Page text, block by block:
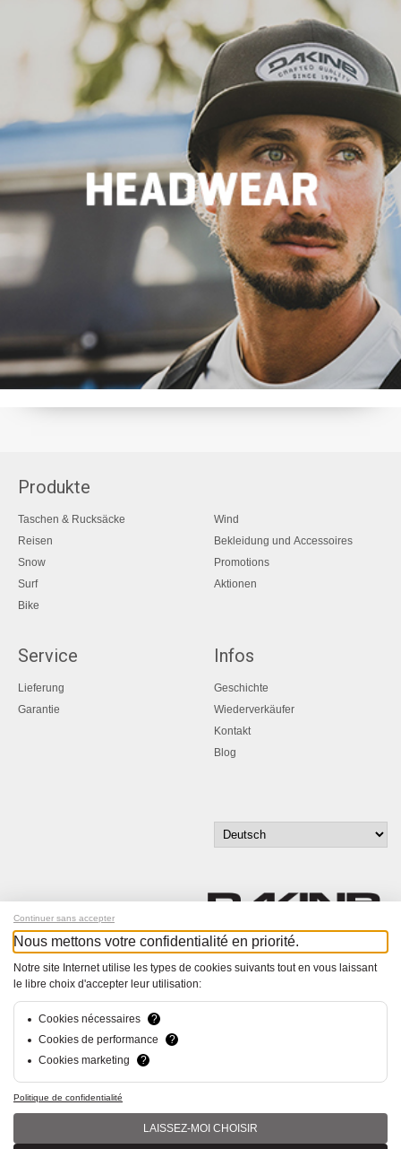
Produkte
Taschen & Rucksäcke
Reisen
Snow
Surf
Bike
Wind
Bekleidung und Accessoires
Promotions
Aktionen
Service
Lieferung
Garantie
Infos
Geschichte
Wiederverkäufer
Kontakt
Blog
© Bucher+Walt 2011-2026
hsolutions.ch
Continuer sans accepter
Nous mettons votre confidentialité en priorité.
Notre site Internet utilise les types de cookies suivants tout en vous laissant
le libre choix d'accepter leur utilisation:
Cookies nécessaires
?
Cookies de performance
?
Cookies marketing
?
Politique de confidentialité
LAISSEZ-MOI CHOISIR